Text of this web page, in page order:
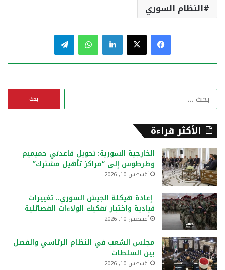
النظام السوري
فيسبوك لينكدإن واتساب
ن
:
الأكثر قراءة
الخارجية السورية: تحويل قاعدتي حميميم
وطرطوس إلى “مراكز تأهيل مشترك”
أغسطس 10, 2026
إعادة هيكلة الجيش السوري.. تغييرات
قيادية واختبار تفكيك الولاءات الفصائلية
أغسطس 10, 2026
مجلس الشعب في النظام الرئاسي والفصل
بين السلطات
أغسطس 10, 2026